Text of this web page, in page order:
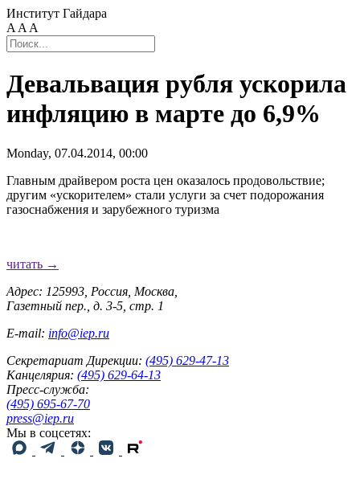
Институт Гайдара
A A A
Девальвация рубля ускорила
инфляцию в марте до 6,9%
Monday, 07.04.2014, 00:00
Главным драйвером роста цен оказалось продовольствие;
другим «ускорителем» стали услуги за счет подорожания
газоснабжения и зарубежного туризма
читать →
Адрес: 125993, Россия, Москва,
Газетный пер., д. 3-5, стр. 1
E-mail: info@iep.ru
Секретариат Дирекции: (495) 629-47-13
Канцелярия: (495) 629-64-13
Пресс-служба:
(495) 695-67-70
press@iep.ru
Мы в соцсетях: